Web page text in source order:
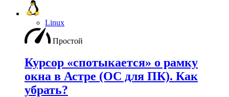
Linux
Простой
Курсор «спотыкается» о рамку
окна в Астре (ОС для ПК). Как
убрать?